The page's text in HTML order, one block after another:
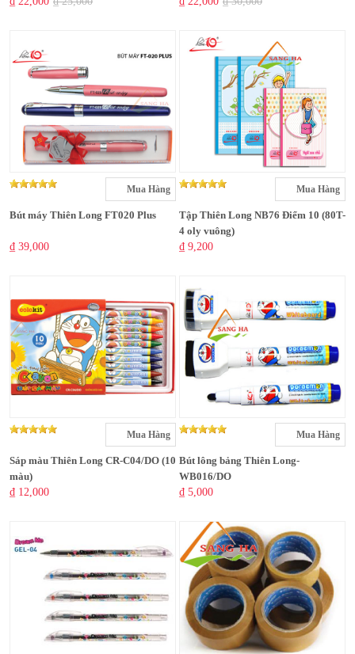
Mua Hàng
Bút máy Thiên Long FT020 Plus
₫ 39,000
Mua Hàng
Tập Thiên Long NB76 Điểm 10 (80T-
4 oly vuông)
₫ 9,200
Mua Hàng
Sáp màu Thiên Long CR-C04/DO (10
màu)
₫ 12,000
Mua Hàng
Bút lông bảng Thiên Long-
WB016/DO
₫ 5,000